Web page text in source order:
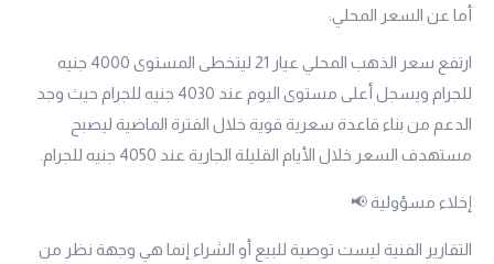
أما عن السعر المحلي:
ارتفع سعر الذهب المحلي عيار 21
ليتخطى المستوى 4000 جنيه
للجرام ويسجل أعلى مستوى اليوم عند 4030 جنيه للجرام حيث وجد
الدعم من بناء قاعدة سعرية قوية خلال الفترة الماضية ليصبح
مستهدف السعر خلال الأيام القليلة الجارية عند 4050 جنيه للجرام.
إخلاء مسؤولية 📢
التقارير الفنية ليست توصية للبيع أو الشراء إنما هي وجهة نظر من